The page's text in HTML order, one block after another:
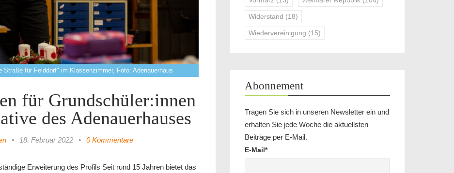
für Felddorf" im Klassenzimmer, Foto: Adenauerhaus
für Grundschüler:innen
des Adenauerhauses
• 18. Februar 2022 • 0 Kommentare
Erweiterung des Profils Seit rund 15 Jahren bietet das
Widerstand (18)
Wiedervereinigung (15)
Abonnement
Tragen Sie sich in unseren Newsletter ein und
erhalten Sie jede Woche die aktuellsten
Beiträge per E-Mail.
E-Mail*